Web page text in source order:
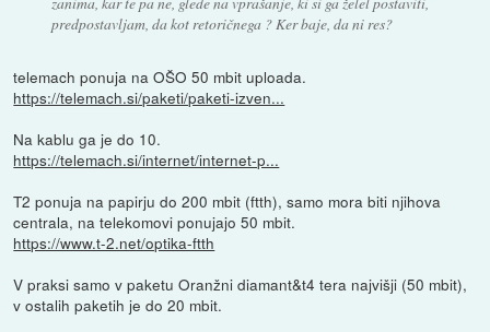
predpostavljam, da kot retoričnega ? Ker baje, da ni res?
telemach ponuja na OŠO 50 mbit uploada.
https://telemach.si/paketi/paketi-izven...
Na kablu ga je do 10.
https://telemach.si/internet/internet-p...
T2 ponuja na papirju do 200 mbit (ftth), samo mora biti njihova
centrala, na telekomovi ponujajo 50 mbit.
https://www.t-2.net/optika-ftth
V praksi samo v paketu Oranžni diamant&t4 tera najvišji (50 mbit),
v ostalih paketih je do 20 mbit.